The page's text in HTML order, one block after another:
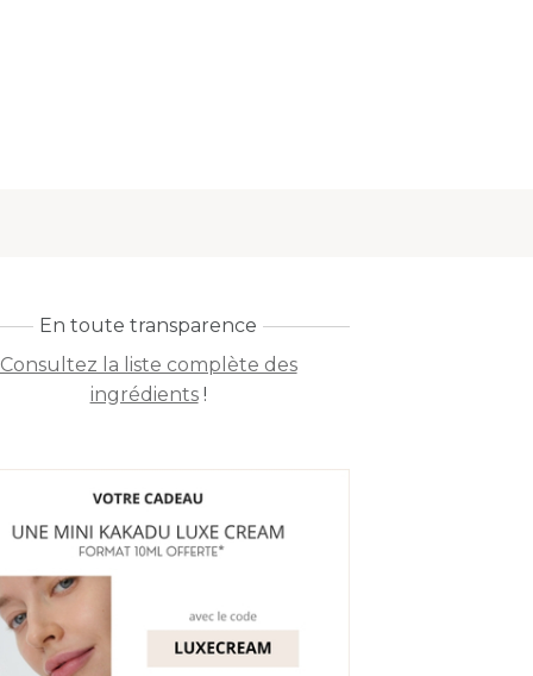
En toute transparence
Consultez la liste complète des
ingrédients!